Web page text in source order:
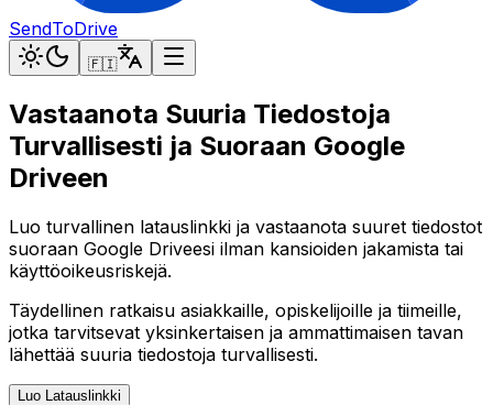
SendToDrive
🇫🇮
Vastaanota Suuria Tiedostoja
Turvallisesti ja Suoraan Google
Driveen
Luo turvallinen latauslinkki ja vastaanota suuret tiedostot
suoraan Google Driveesi ilman kansioiden jakamista tai
käyttöoikeusriskejä.
Täydellinen ratkaisu asiakkaille, opiskelijoille ja tiimeille,
jotka tarvitsevat yksinkertaisen ja ammattimaisen tavan
lähettää suuria tiedostoja turvallisesti.
Luo Latauslinkki